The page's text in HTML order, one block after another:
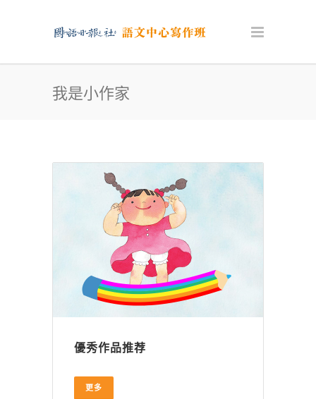
我是小作家
優秀作品推荐
更多